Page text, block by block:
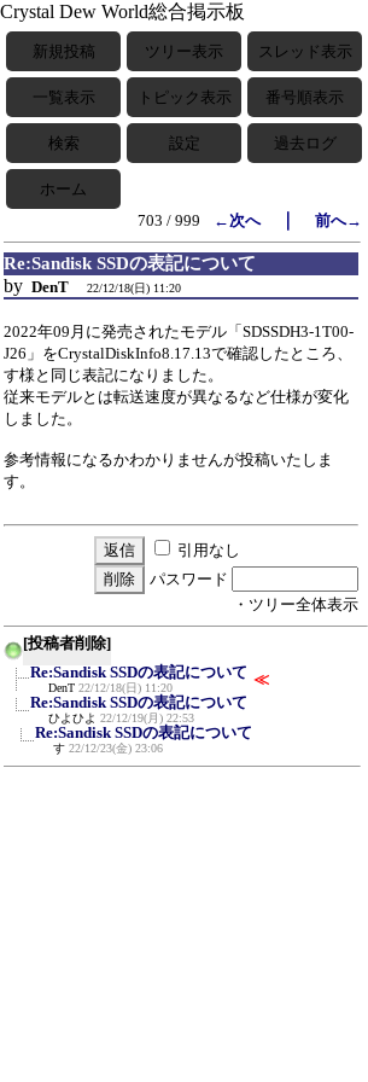
Crystal Dew World総合掲示板
新規投稿 ツリー表示 スレッド表示
一覧表示 トピック表示 番号順表示
検索 設定 過去ログ
ホーム
703 / 999
←次へ｜ 前へ→
Re:Sandisk SSDの表記について
by DenT 22/12/18(日) 11:20
2022年09月に発売されたモデル「SDSSDH3-1T00-
J26」をCrystalDiskInfo8.17.13で確認したところ、
す様と同じ表記になりました。
従来モデルとは転送速度が異なるなど仕様が変化
しました。
参考情報になるかわかりませんが投稿いたしま
す。
引用なし
パスワード
・ツリー全体表示
[投稿者削除]
Re:Sandisk SSDの表記について
DenT 22/12/18(日) 11:20
≪
Re:Sandisk SSDの表記について
ひよひよ 22/12/19(月) 22:53
Re:Sandisk SSDの表記について
す 22/12/23(金) 23:06